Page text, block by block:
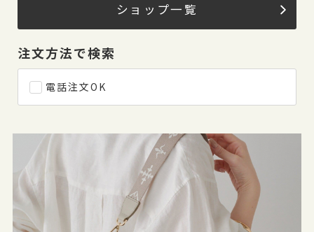
ショップ一覧
注文方法で検索
電話注文OK